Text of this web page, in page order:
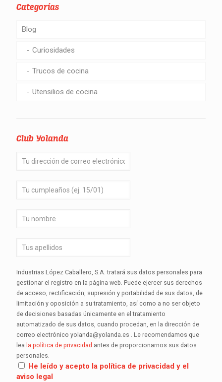
Categorías
Blog
Curiosidades
Trucos de cocina
Utensilios de cocina
Club Yolanda
Industrias López Caballero, S.A. tratará sus datos personales para
gestionar el registro en la página web. Puede ejercer sus derechos
de acceso, rectificación, supresión y portabilidad de sus datos, de
limitación y oposición a su tratamiento, así como a no ser objeto
de decisiones basadas únicamente en el tratamiento
automatizado de sus datos, cuando procedan, en la dirección de
correo electrónico yolanda@yolanda.es . Le recomendamos que
lea la política de privacidad antes de proporcionarnos sus datos
personales.
He leído y acepto la política de privacidad y el
aviso legal